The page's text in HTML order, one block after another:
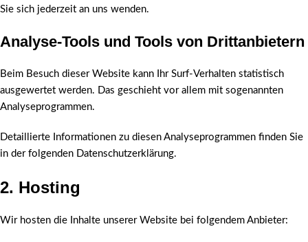
Sie sich jederzeit an uns wenden.
Analyse-Tools und Tools von Dritt­anbietern
Beim Besuch dieser Website kann Ihr Surf-Verhalten statistisch
ausgewertet werden. Das geschieht vor allem mit sogenannten
Analyseprogrammen.
Detaillierte Informationen zu diesen Analyseprogrammen finden Sie
in der folgenden Datenschutzerklärung.
2. Hosting
Wir hosten die Inhalte unserer Website bei folgendem Anbieter: